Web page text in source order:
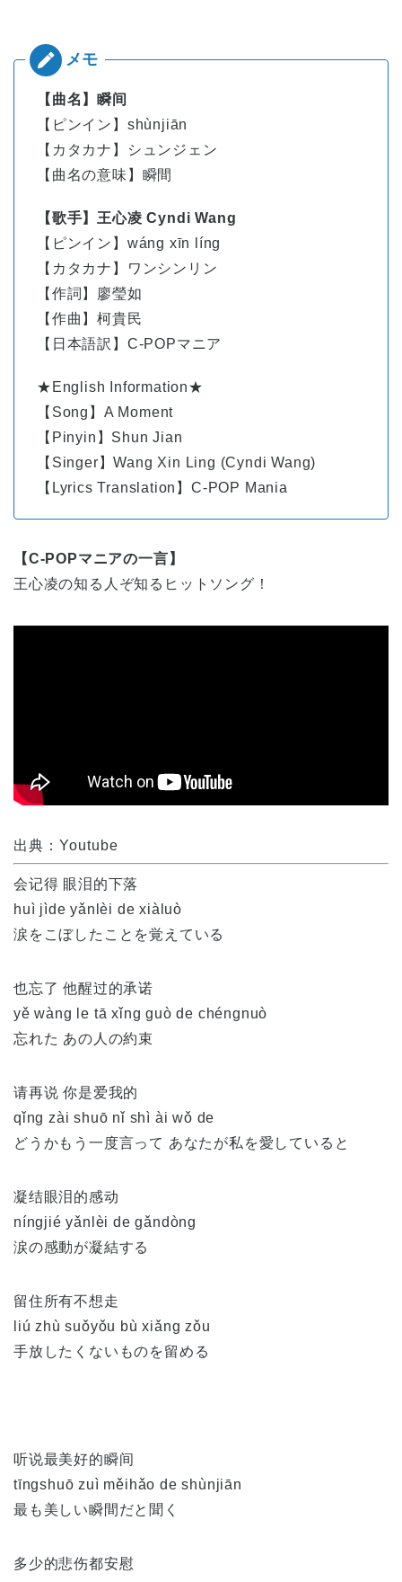
【曲名】瞬间
【ピンイン】shùnjiān
【カタカナ】シュンジェン
【曲名の意味】瞬間
【歌手】王心凌 Cyndi Wang
【ピンイン】 wáng xīn
líng
【カタカナ】ワンシンリン
【作詞】廖瑩如
【作曲】柯貴民
【日本語訳】C-POPマニア
★English Information★
【Song】A Moment
【Pinyin】Shun Jian
【Singer】Wang Xin Ling (Cyndi Wang)
【Lyrics Translation】C-POP Mania
【C-POPマニアの一言】
王心凌の知る人ぞ知るヒットソング！
出典：Youtube
会记得 眼泪的下落
huì jìde yǎnlèi de xiàluò
涙をこぼしたことを覚えている
也忘了 他醒过的承诺
yě wàng le tā xǐng guò de chéngnuò
忘れた あの人の約束
请再说 你是爱我的
qǐng zài shuō nǐ shì ài wǒ de
どうかもう一度言って あなたが私を愛していると
凝结眼泪的感动
níngjié yǎnlèi de gǎndòng
涙の感動が凝結する
留住所有不想走
liú zhù suǒyǒu bù xiǎng zǒu
手放したくないものを留める
听说最美好的瞬间
tīngshuō zuì měihǎo de shùnjiān
最も美しい瞬間だと聞く
多少的悲伤都安慰